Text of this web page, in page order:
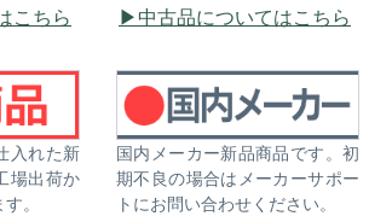
こちら 中古品についてはこちら
入れた新
場出荷か
。
国内メーカー新品商品です。初
期不良の場合はメーカーサポー
トにお問い合わせください。